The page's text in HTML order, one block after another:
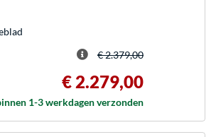
€ 2.379,00
€ 2.279,00
1-3 werkdagen verzonden